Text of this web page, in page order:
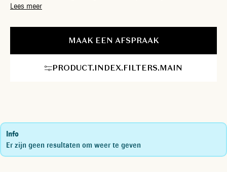
ruimtelijke gevoel in huis perfect behouden blijft. Bij Heytens
samen, passend bij uw persoonlijke stijl. Onze
interieuradviseurs nemen al het werk van A tot Z uit handen:
installatie door onze eigen montageservice. Geniet zorgeloos
Lees meer
MAAK EEN AFSPRAAK
PRODUCT.INDEX.FILTERS.MAIN
Info
Er zijn geen resultaten om weer te geven